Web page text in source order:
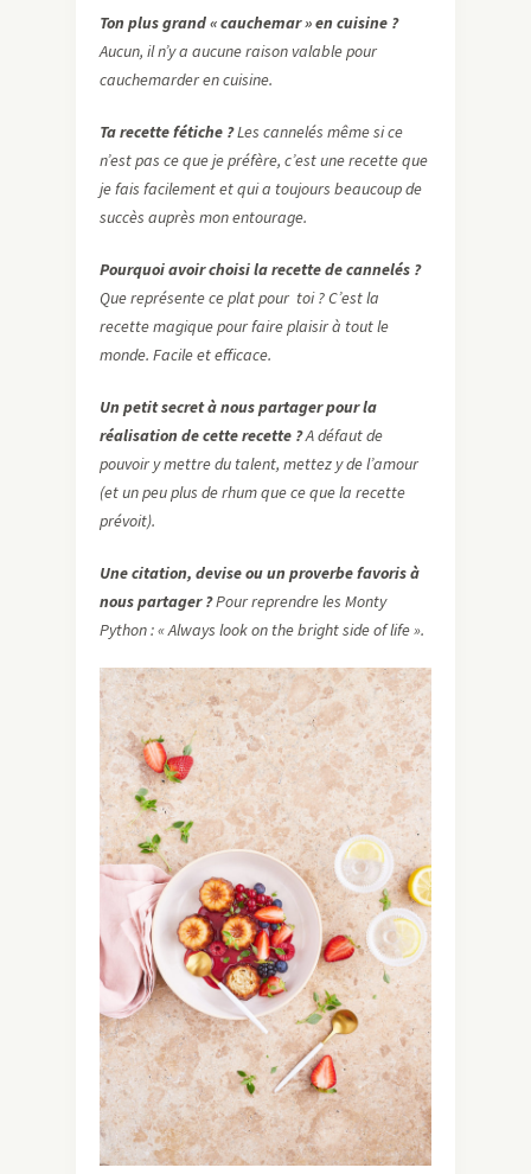
Ton plus grand « cauchemar » en cuisine ?
Aucun, il n’y a aucune raison valable pour
cauchemarder en cuisine.
Ta recette fétiche ?Les cannelés même si ce
n’est pas ce que je préfère, c’est une recette que
je fais facilement et qui a toujours beaucoup de
succès auprès mon entourage.
Pourquoi avoir choisi la recette de cannelés ?
Que représente ce plat pour toi ? C’est la
recette magique pour faire plaisir à tout le
monde. Facile et efficace.
Un petit secret à nous partager pour la
réalisation de cette recette ?A défaut de
pouvoir y mettre du talent, mettez y de l’amour
(et un peu plus de rhum que ce que la recette
prévoit).
Une citation, devise ou un proverbe favoris à
nous partager ?Pour reprendre les Monty
Python : « Always look on the bright side of life ».